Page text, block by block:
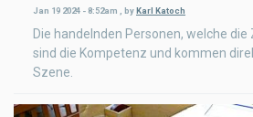
Jan 19 2024 - 8:52am byKarl Katoch
Die handelnden Personen, welche die
sind die Kompetenz und kommen
Szene.